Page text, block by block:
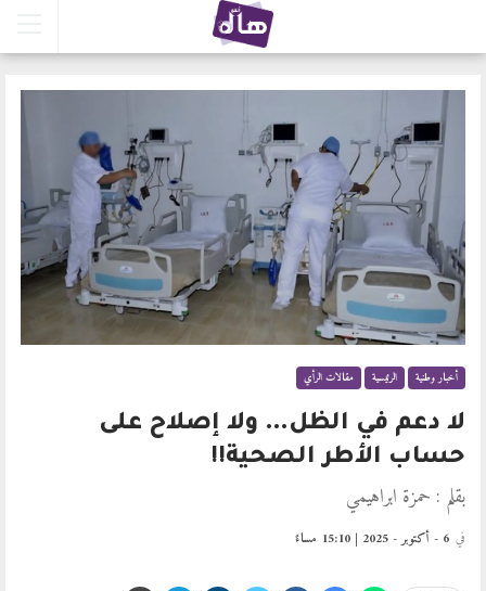
أخبار وطنية الرئيسية مقالات الرأي
لا دعم في الظل… ولا إصلاح على
حساب الأطر الصحية!!
بقلم : حمزة ابراهيمي
في 6 - أكتوبر - 2025 | 15:10 مساءً